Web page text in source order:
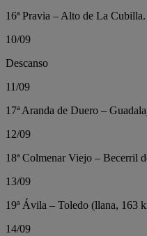
16ª Pravia – Alto de La
10/09
Descanso
11/09
17ª Aranda de Duero –
12/09
18ª Colmenar Viejo – Becerril
13/09
19ª Ávila – Toledo (llana, 163
14/09